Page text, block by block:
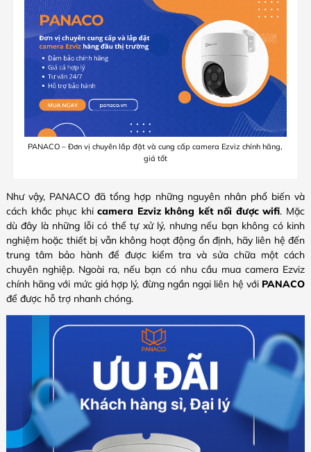
PANACO – Đơn vị chuyên lắp đặt và cung cấp camera Ezviz chính hãng,
giá tốt
Như vậy, PANACO đã tổng hợp những nguyên nhân phổ biến và
cách khắc phục khicamera Ezviz không kết nối được wifi. Mặc
dù đây là những lỗi có thể tự xử lý, nhưng nếu bạn không có kinh
nghiệm hoặc thiết bị vẫn không hoạt động ổn định, hãy liên hệ đến
trung tâm bảo hành để được kiểm tra và sửa chữa một cách
chuyên nghiệp. Ngoài ra, nếu bạn có nhu cầu mua camera Ezviz
chính hãng với mức giá hợp lý, đừng ngần ngại liên hệ với PANACO
để được hỗ trợ nhanh chóng.